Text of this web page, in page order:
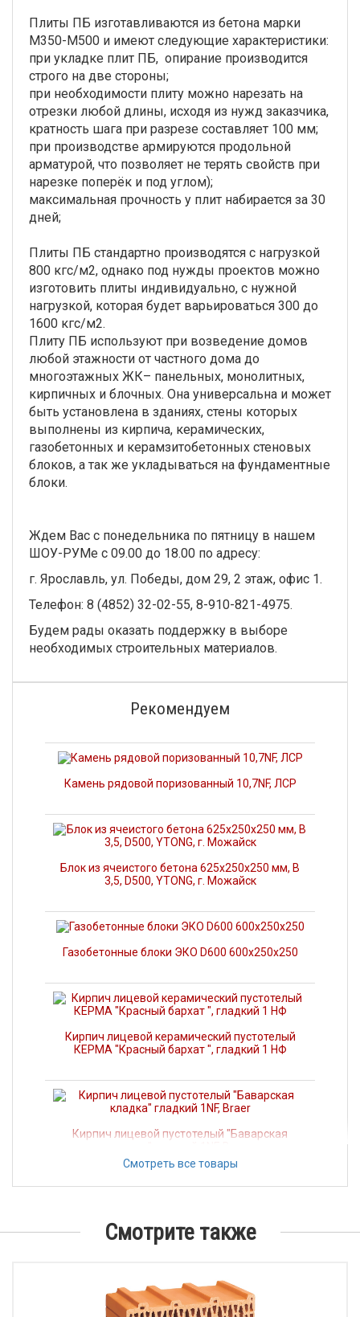
Плиты ПБ изготавливаются из бетона марки
М350-М500 и имеют следующие характеристики:
при укладке плит ПБ, опирание производится
строго на две стороны;
при необходимости плиту можно нарезать на
отрезки любой длины, исходя из нужд заказчика,
кратность шага при разрезе составляет 100 мм;
при производстве армируются продольной
арматурой, что позволяет не терять свойств при
нарезке поперёк и под углом);
максимальная прочность у плит набирается за 30
дней;
Плиты ПБ стандартно производятся с нагрузкой
800 кгс/м2, однако под нужды проектов можно
изготовить плиты индивидуально, с нужной
нагрузкой, которая будет варьироваться 300 до
1600 кгс/м2.
Плиту ПБ используют при возведение домов
любой этажности от частного дома до
многоэтажных ЖК– панельных, монолитных,
кирпичных и блочных. Она универсальна и может
быть установлена в зданиях, стены которых
выполнены из кирпича, керамических,
газобетонных и керамзитобетонных стеновых
блоков, а так же укладываться на фундаментные
блоки.
Ждем Вас с понедельника по пятницу в нашем
ШОУ-РУМе с 09.00 до 18.00 по адресу:
г. Ярославль, ул. Победы, дом 29, 2 этаж, офис 1.
Телефон: 8 (4852) 32-02-55, 8-910-821-4975.
Будем рады оказать поддержку в выборе
необходимых строительных материалов.
Рекомендуем
Камень рядовой поризованный 10,7NF, ЛСР
Блок из ячеистого бетона 625х250х250 мм, В
3,5, D500, YTONG, г. Можайск
Газобетонные блоки ЭКО D600 600x250x250
Кирпич лицевой керамический пустотелый
КЕРМА "Красный бархат ", гладкий 1 НФ
Кирпич лицевой пустотелый "Баварская
Смотреть все товары
Смотрите также